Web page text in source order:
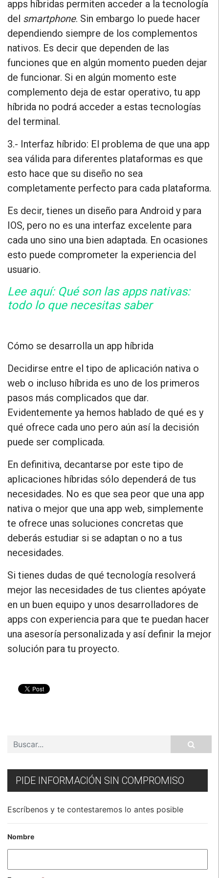
apps híbridas permiten acceder a la tecnología
del smartphone. Sin embargo lo puede hacer
dependiendo siempre de los complementos
nativos. Es decir que dependen de las
funciones que en algún momento pueden dejar
de funcionar. Si en algún momento este
complemento deja de estar operativo, tu app
híbrida no podrá acceder a estas tecnologías
del terminal.
3.- Interfaz híbrido: El problema de que una app
sea válida para diferentes plataformas es que
esto hace que su diseño no sea
completamente perfecto para cada plataforma.
Es decir, tienes un diseño para Android y para
IOS, pero no es una interfaz excelente para
cada uno sino una bien adaptada. En ocasiones
esto puede comprometer la experiencia del
usuario.
Lee aquí: Qué son las apps nativas:
todo lo que necesitas saber
Cómo se desarrolla un app híbrida
Decidirse entre el tipo de aplicación nativa o
web o incluso híbrida es uno de los primeros
pasos más complicados que dar.
Evidentemente ya hemos hablado de qué es y
qué ofrece cada uno pero aún así la decisión
puede ser complicada.
En definitiva, decantarse por este tipo de
aplicaciones híbridas sólo dependerá de tus
necesidades. No es que sea peor que una app
nativa o mejor que una app web, simplemente
te ofrece unas soluciones concretas que
deberás estudiar si se adaptan o no a tus
necesidades.
Si tienes dudas de qué tecnología resolverá
mejor las necesidades de tus clientes apóyate
en un buen equipo y unos desarrolladores de
apps con experiencia para que te puedan hacer
una asesoría personalizada y así definir la mejor
solución para tu proyecto.
PIDE INFORMACIÓN SIN COMPROMISO
Escríbenos y te contestaremos lo antes posible
Nombre